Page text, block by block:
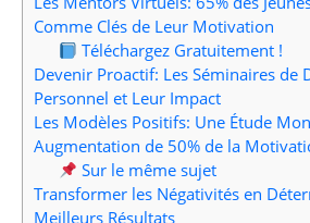
Comme Clés de Leur Motivation
Téléchargez Gratuitement !
Devenir Proactif: Les Séminaires de
Personnel et Leur Impact
Les Modèles Positifs: Une Étude
Augmentation de 50% de la
Sur le même sujet
Transformer les Négativités en
Meilleurs Résultats